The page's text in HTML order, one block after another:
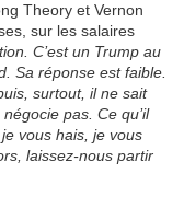
Theory et Vernon
sur les salaires
C’est un Trump au
Sa réponse est faible.
surtout, il ne sait
pas. Ce qu’il
vous hais, je vous
laissez-nous partir